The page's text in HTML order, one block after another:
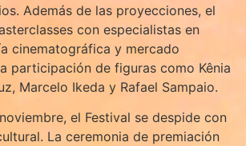
Además de las proyecciones, el
con especialistas en
cinematográfica y mercado
participación de figuras como Kênia
Marcelo Ikeda y Rafael Sampaio.
el Festival se despide con
La ceremonia de premiación